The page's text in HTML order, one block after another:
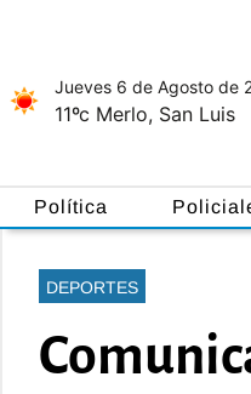
Jueves 6 de Agosto de
11ºc Merlo, San Luis
Política
DEPORTES